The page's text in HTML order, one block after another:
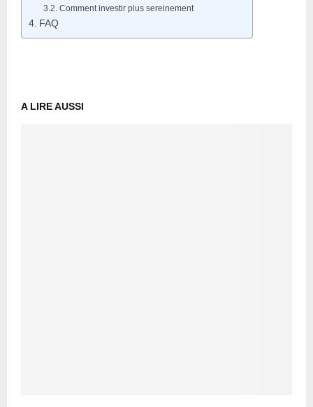
Comment investir plus sereinement
FAQ
A LIRE AUSSI